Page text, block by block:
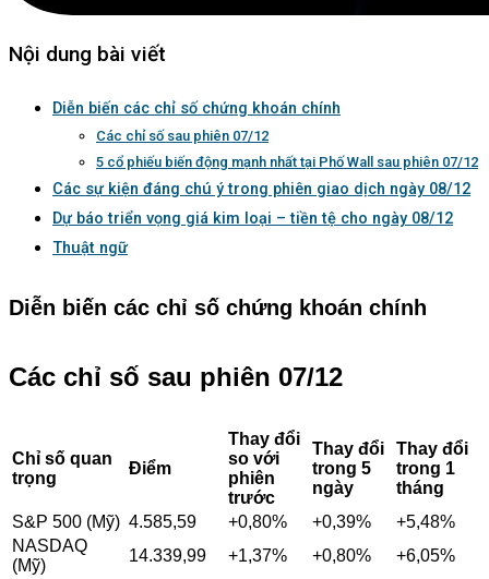
Nội dung bài viết
Diễn biến các chỉ số chứng khoán chính
Các chỉ số sau phiên 07/12
5 cổ phiếu biến động mạnh nhất tại Phố Wall sau phiên 07/12
Các sự kiện đáng chú ý trong phiên giao dịch ngày 08/12
Dự báo triển vọng giá kim loại – tiền tệ cho ngày 08/12
Thuật ngữ
Diễn biến các chỉ số chứng khoán chính
Các chỉ số sau phiên 07/12
Chỉ số quan
trọng
Điểm
Thay đổi
so với
phiên
trước
Thay đổi
trong 5
ngày
Thay đổi
trong 1
tháng
S&P 500 (Mỹ) 4.585,59 +0,80% +0,39%
+5,48%
NASDAQ
(Mỹ)
14.339,99 +1,37% +0,80%
+6,05%